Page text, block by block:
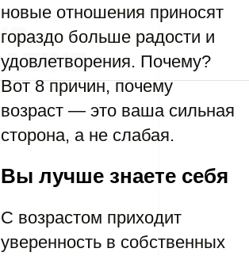
новые отношения приносят
гораздо больше радости и
удовлетворения. Почему?
Вот 8 причин, почему
возраст — это ваша сильная
сторона, а не слабая.
Вы лучше знаете себя
С возрастом приходит
уверенность в собственных